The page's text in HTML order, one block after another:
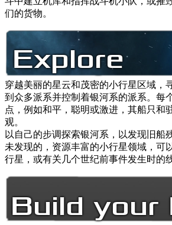
们的货物。
穿越美丽的星云和茂密的小行星区域，
到众多派系并控制着银河系的派系。每
点，例如和平，聪明或激进，其船只和
观。
以自己的步调探索银河系，以发现旧船
未发现的，资源丰富的小行星领域，可
行星，或有关几个世纪前事件发生时的